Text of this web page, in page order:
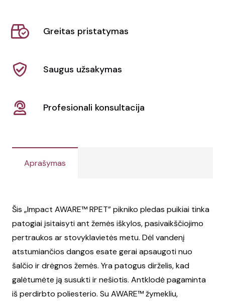
RPET"
Greitas pristatymas
Saugus užsakymas
Profesionali konsultacija
Aprašymas
Šis „Impact AWARE™ RPET” pikniko pledas puikiai tinka
patogiai įsitaisyti ant žemės iškylos, pasivaikščiojimo
pertraukos ar stovyklavietės metu. Dėl vandenį
atstumiančios dangos esate gerai apsaugoti nuo
šalčio ir drėgnos žemės. Yra patogus dirželis, kad
galėtumėte ją susukti ir nešiotis. Antklodė pagaminta
iš perdirbto poliesterio. Su AWARE™ žymekliu,